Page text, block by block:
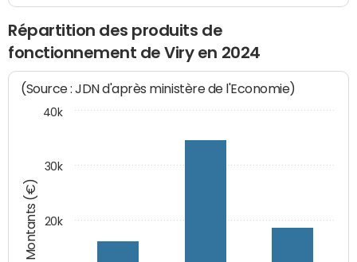
Répartition des produits de
fonctionnement de Viry en 2024
Montants (€)
(Source : JDN d'après ministère de l'Economie)
20k
30k
40k